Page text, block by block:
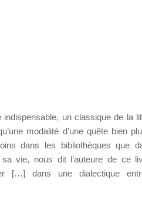
un classique de la
modalité d’une quête bien
dans les bibliothèques que
sa vie, nous dit l’auteure de ce
[…] dans une dialectique